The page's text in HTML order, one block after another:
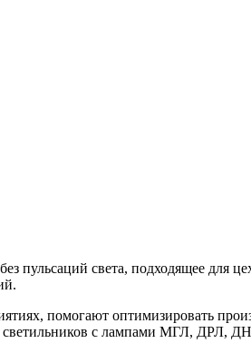
пульсаций света, подходящее для
помогают оптимизировать
светильников с лампами МГЛ, ДРЛ,